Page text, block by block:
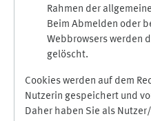
Rahmen der
Beim Abmelden oder
Webbrowsers werden
gelöscht.
Cookies werden auf dem
Nutzerin gespeichert und
Daher haben Sie als